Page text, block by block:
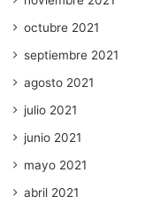
octubre 2021
septiembre 2021
agosto 2021
julio 2021
junio 2021
mayo 2021
abril 2021